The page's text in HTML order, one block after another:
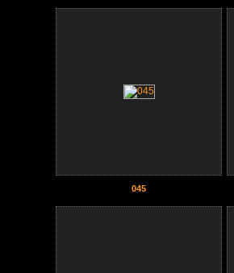
045